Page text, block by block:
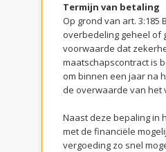
Termijn van betaling
Op grond van art. 3:185
overbedeling geheel of
voorwaarde dat
maatschapscontract is
om binnen een jaar na
de overwaarde van het
Naast deze bepaling in
met de financiële
vergoeding zo snel